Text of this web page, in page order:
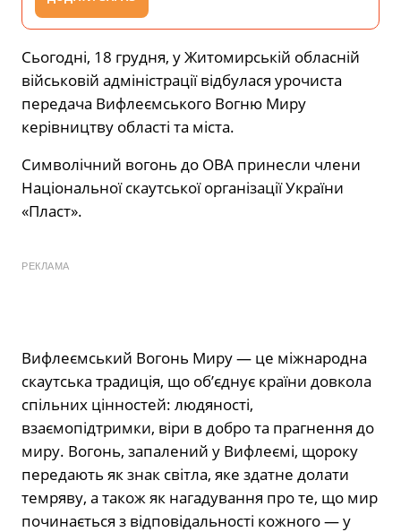
Сьогодні, 18 грудня, у Житомирській обласній
військовій адміністрації відбулася урочиста
передача Вифлеємського Вогню Миру
керівництву області та міста.
Символічний вогонь до ОВА принесли члени
Національної скаутської організації України
«Пласт».
РЕКЛАМА
Вифлеємський Вогонь Миру — це міжнародна
скаутська традиція, що об’єднує країни довкола
спільних цінностей: людяності,
взаємопідтримки, віри в добро та прагнення до
миру. Вогонь, запалений у Вифлеємі, щороку
передають як знак світла, яке здатне долати
темряву, а також як нагадування про те, що мир
починається з відповідальності кожного — у